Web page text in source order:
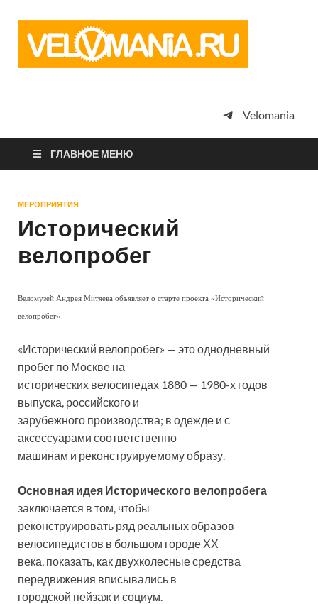
просто
Velomania
ГЛАВНОЕ МЕНЮ
МЕРОПРИЯТИЯ
Исторический
велопробег
Веломузей Андрея Митяева объявляет о старте проекта «Исторический
велопробег».
«Исторический велопробег» — это однодневный
пробег по Москве на
исторических велосипедах 1880 — 1980-х годов
выпуска, российского и
зарубежного производства; в одежде и с
аксессуарами соответственно
машинам и реконструируемому образу.
Основная идея Исторического велопробега
заключается в том, чтобы
реконструировать ряд реальных образов
велосипедистов в большом городе ХХ
века, показать, как двухколесные средства
передвижения вписывались в
городской пейзаж и социум.